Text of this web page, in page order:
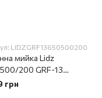
LIDZGRF13650500200
мийка Lidz
200 GRF-13
грн